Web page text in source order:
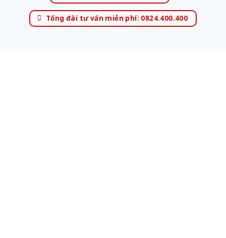
Tổng đài tư vấn miễn phí: 0824.400.400